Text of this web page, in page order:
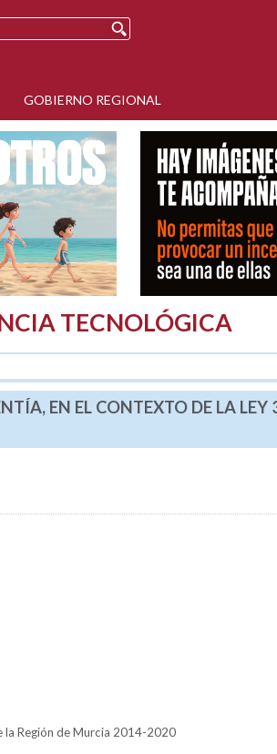
GOBIERNO REGIONAL
TECNOLÓGICA
EN EL CONTEXTO DE LA
la Región de Murcia 2014-2020